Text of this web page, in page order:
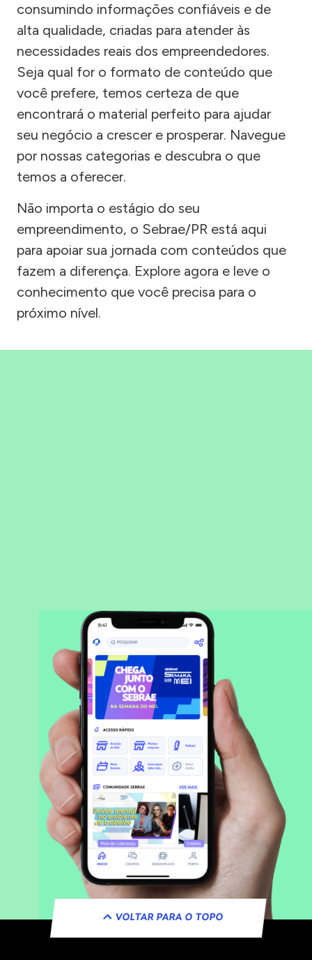
consumindo informações confiáveis e de
alta qualidade, criadas para atender às
necessidades reais dos empreendedores.
Seja qual for o formato de conteúdo que
você prefere, temos certeza de que
encontrará o material perfeito para ajudar
seu negócio a crescer e prosperar. Navegue
por nossas categorias e descubra o que
temos a oferecer.
Não importa o estágio do seu
empreendimento, o Sebrae/PR está aqui
para apoiar sua jornada com conteúdos que
fazem a diferença. Explore agora e leve o
conhecimento que você precisa para o
próximo nível.
VOLTAR PARA O TOPO